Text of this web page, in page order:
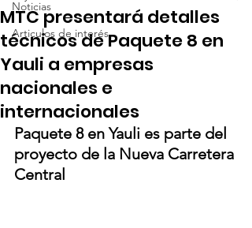
Noticias
Articulos de interés
MTC presentará detalles
técnicos de Paquete 8 en
Yauli a empresas
nacionales e
internacionales
Paquete 8 en Yauli es parte del
proyecto de la Nueva Carretera
Central